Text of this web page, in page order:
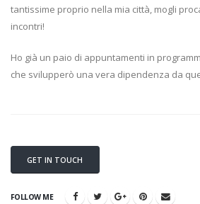
tantissime proprio nella mia città, mogli
incontri!
Ho già un paio di appuntamenti in
che svilupperò una vera dipendenza da
GET IN TOUCH
FOLLOW ME